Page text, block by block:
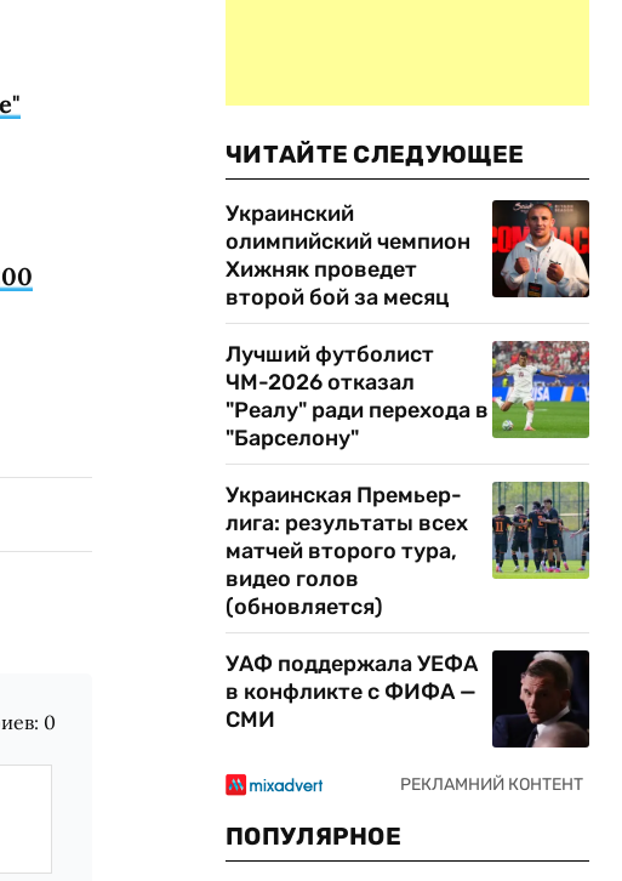
0
ЧИТАЙТЕ СЛЕДУЮЩЕЕ
Украинский
олимпийский чемпион
Хижняк проведет
второй бой за месяц
Лучший футболист
ЧМ-2026 отказал
"Реалу" ради перехода в
"Барселону"
Украинская Премьер-
лига: результаты всех
матчей второго тура,
видео голов
(обновляется)
УАФ поддержала УЕФА
в конфликте с ФИФА —
СМИ
ПОПУЛЯРНОЕ